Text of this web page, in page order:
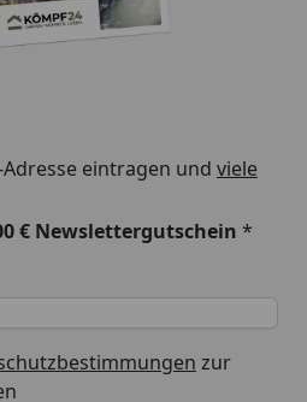
eintragen und viele
€ Newslettergutschein *
zur